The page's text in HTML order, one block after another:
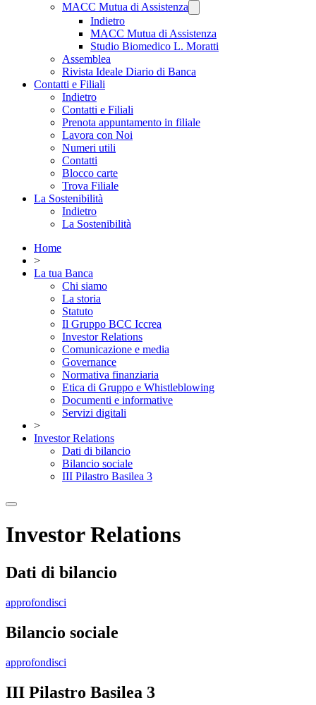
MACC Mutua di Assistenza
Indietro
MACC Mutua di Assistenza
Studio Biomedico L. Moratti
Assemblea
Rivista Ideale Diario di Banca
Contatti e Filiali
Indietro
Contatti e Filiali
Prenota appuntamento in filiale
Lavora con Noi
Numeri utili
Contatti
Blocco carte
Trova Filiale
La Sostenibilità
Indietro
La Sostenibilità
Home
>
La tua Banca
Chi siamo
La storia
Statuto
Il Gruppo BCC Iccrea
Investor Relations
Comunicazione e media
Governance
Normativa finanziaria
Etica di Gruppo e Whistleblowing
Documenti e informative
Servizi digitali
>
Investor Relations
Dati di bilancio
Bilancio sociale
III Pilastro Basilea 3
Investor Relations
Dati di bilancio
approfondisci
Bilancio sociale
approfondisci
III Pilastro Basilea 3